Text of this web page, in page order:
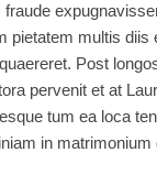
pietatem multis
Post
pervenit et at
tum ea loca
in